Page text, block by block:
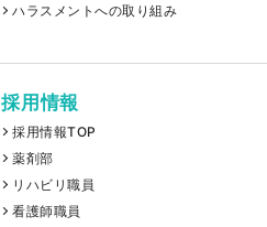
ハラスメントへの取り組み
採用情報
採用情報TOP
薬剤部
リハビリ職員
看護師職員